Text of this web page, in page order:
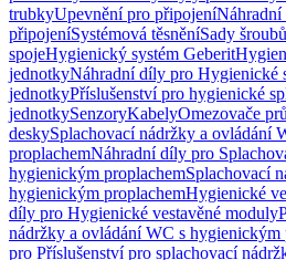
trubkyUpevnění pro připojení
připojeníSystémová těsněníSady
spojeHygienický systém Geberit
jednotkyNáhradní díly pro Hygienické
jednotkyPříslušenství pro hygienické
jednotkySenzoryKabelyOmezovače
deskySplachovací nádržky a ovládání
proplachemNáhradní díly pro
hygienickým proplachemSplachovací
hygienickým proplachemHygienické
díly pro Hygienické vestavěné moduly
nádržky a ovládání WC s hygienickým
pro Příslušenství pro splachovací